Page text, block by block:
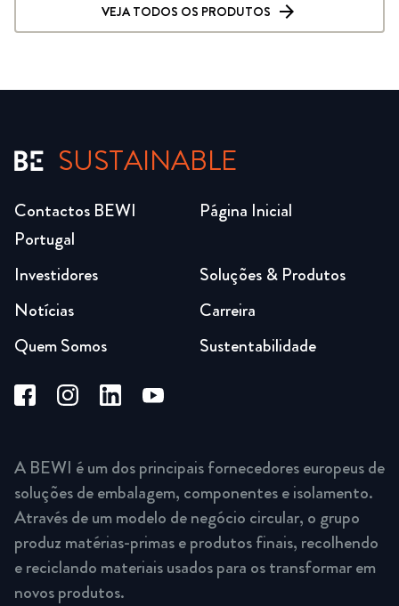
VEJA TODOS OS PRODUTOS
SUSTAINABLE
Página Inicial
Soluções & Produtos
Carreira
Sustentabilidade
Investidores
Notícias
Quem Somos
Contactos BEWI
Portugal
A BEWI é um dos principais fornecedores europeus de
soluções de embalagem, componentes e isolamento.
Através de um modelo de negócio circular, o grupo
produz matérias-primas e produtos finais, recolhendo
e reciclando materiais usados para os transformar em
novos produtos.